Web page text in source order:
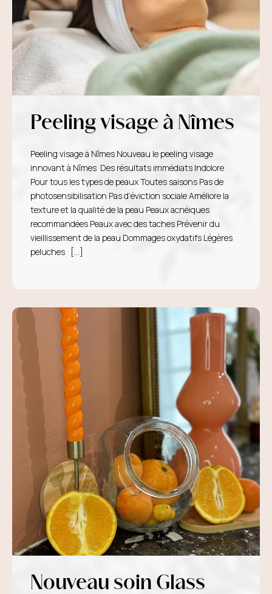
Peeling visage à Nîmes
Peeling visage à Nîmes Nouveau le peeling visage
innovant à Nîmes Des résultats immédiats Indolore
Pour tous les types de peaux Toutes saisons Pas de
photosensibilisation Pas d’éviction sociale Améliore la
texture et la qualité de la peau Peaux acnéiques
recommandées Peaux avec des taches Prévenir du
vieillissement de la peau Dommages oxydatifs Légères
peluches […]
Nouveau soin Glass